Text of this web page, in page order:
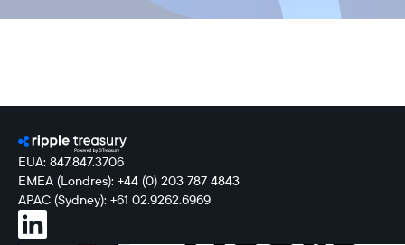
EUA: 847.847.3706
EMEA (Londres): +44 (0) 203 787 4843
APAC (Sydney): +61 02.9262.6969